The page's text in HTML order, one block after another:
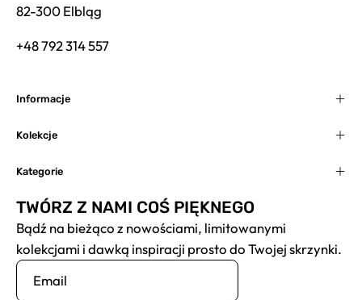
82-300 Elbląg
+48 792 314 557
Informacje
Kolekcje
Kategorie
TWÓRZ Z NAMI COŚ PIĘKNEGO
Bądź na bieżąco z nowościami, limitowanymi
kolekcjami i dawką inspiracji prosto do Twojej skrzynki.